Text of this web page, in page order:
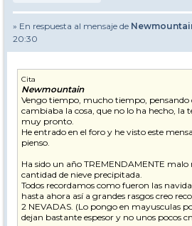
» En respuesta al mensaje de
20:30
Cita
Newmountain
Vengo tiempo, mucho tiempo, pensando
cambiaba la cosa, que no lo ha hecho, la
muy pronto.
He entrado en el foro y he visto este
pienso.
Ha sido un año TREMENDAMENTE
cantidad de nieve precipitada.
Todos recordamos como fueron las
hasta ahora así a grandes rasgos creo
2 NEVADAS. (Lo pongo en mayusculas
dejan bastante espesor y no unos pocos